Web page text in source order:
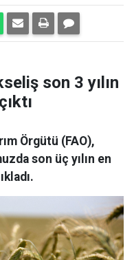
son 3 yılın
Örgütü (FAO),
son üç yılın en